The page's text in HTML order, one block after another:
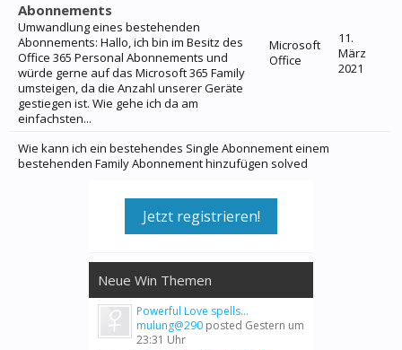
Abonnements
Umwandlung eines bestehenden
Abonnements: Hallo, ich bin im Besitz des
Office 365 Personal Abonnements und
würde gerne auf das Microsoft 365 Family
umsteigen, da die Anzahl unserer Geräte
gestiegen ist. Wie gehe ich da am
einfachsten...
Microsoft
Office
11.
März
2021
Wie kann ich ein bestehendes Single Abonnement einem
bestehenden Family Abonnement hinzufügen solved
Jetzt registrieren!
Neue Win Themen
Powerful Love spells...
mulung@290 posted Gestern um
23:31 Uhr